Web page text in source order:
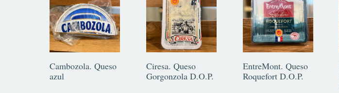
Cambozola. Queso
azul
Ciresa. Queso
Gorgonzola D.O.P.
EntreMont. Queso
Roquefort D.O.P.